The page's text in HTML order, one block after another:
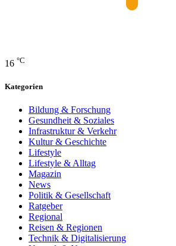
16 °C
Kategorien
Bildung & Forschung
Gesundheit & Soziales
Infrastruktur & Verkehr
Kultur & Geschichte
Lifestyle
Lifestyle & Alltag
Magazin
News
Politik & Gesellschaft
Ratgeber
Regional
Reisen & Regionen
Technik & Digitalisierung